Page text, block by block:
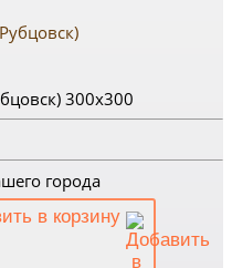
300х300
города
в корзину